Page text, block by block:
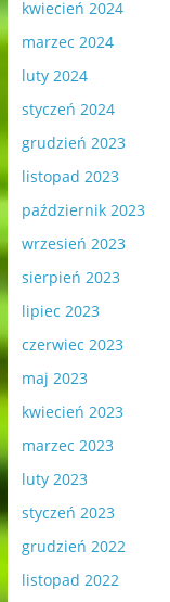
kwiecień 2024
marzec 2024
luty 2024
styczeń 2024
grudzień 2023
listopad 2023
październik 2023
wrzesień 2023
sierpień 2023
lipiec 2023
czerwiec 2023
maj 2023
kwiecień 2023
marzec 2023
luty 2023
styczeń 2023
grudzień 2022
listopad 2022